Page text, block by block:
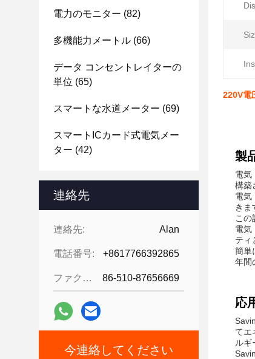
電力のモニター (82)
多機能力メートル (66)
データ コンセントレイターの
単位 (65)
スマートな水道メーター (69)
スマートICカード式電気メー
ター (42)
連絡先
連絡先: Alan
電話番号: +8617766392865
ファクシミリ: 86-510-87656669
今連絡してください
220V電
製
電気
構築
電気
きま
この
電気
ティ
簡単
年間
応
てエ
ルギ